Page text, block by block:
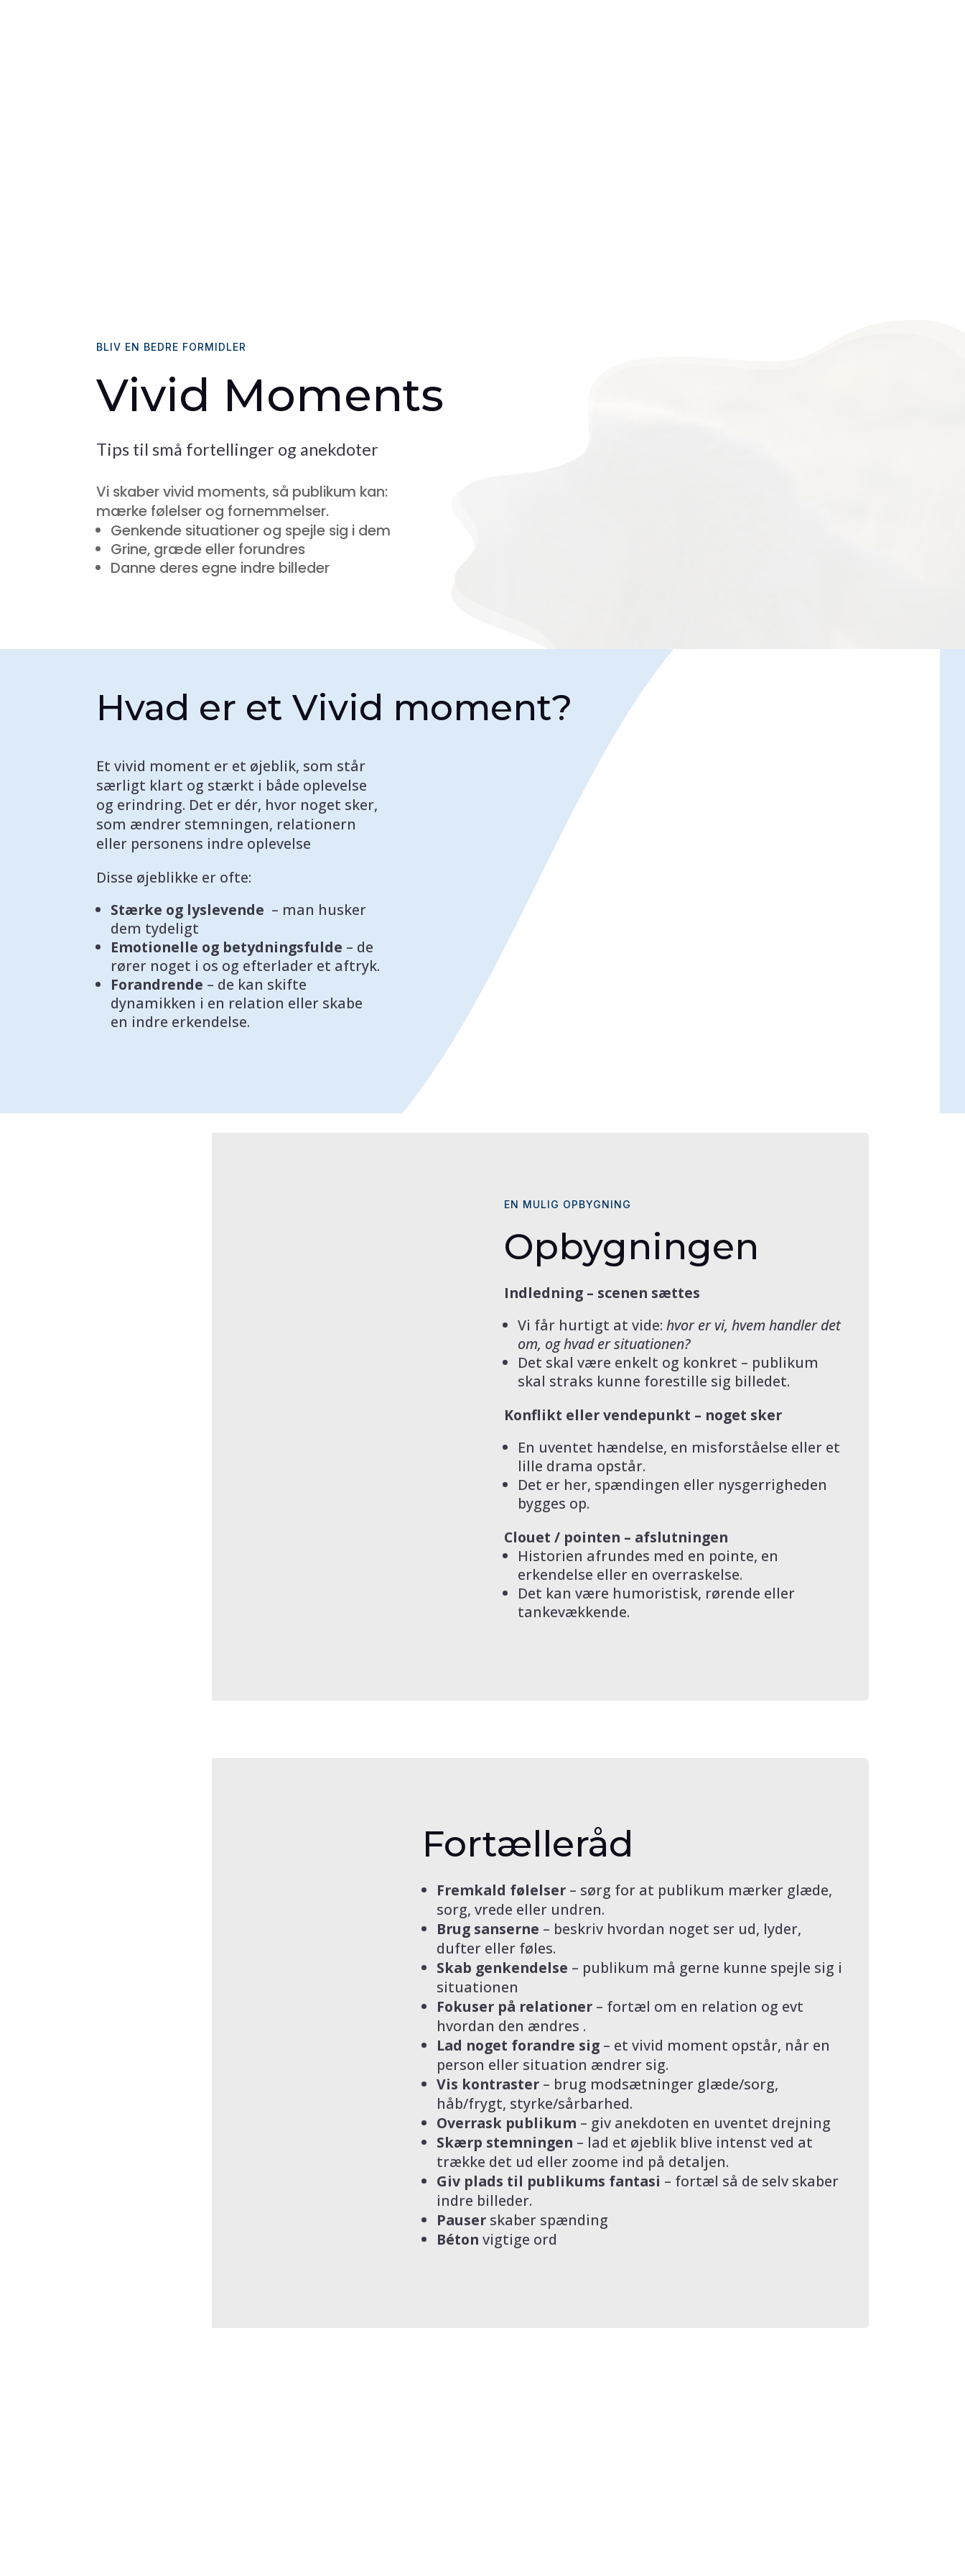
BLIV EN BEDRE FORMIDLER
Vivid Moments
Tips til små fortellinger og anekdoter
Vi skaber vivid moments, så publikum kan:
mærke følelser og fornemmelser.
Genkende situationer og spejle sig i dem
Grine, græde eller forundres
Danne deres egne indre billeder
Hvad er et Vivid moment?
Et vivid moment er et øjeblik, som står
særligt klart og stærkt i både oplevelse
og erindring. Det er dér, hvor noget sker,
som ændrer stemningen, relationern
eller personens indre oplevelse
Disse øjeblikke er ofte:
Stærke og lyslevende – man husker
dem tydeligt
Emotionelle og betydningsfulde – de
rører noget i os og efterlader et aftryk.
Forandrende – de kan skifte
dynamikken i en relation eller skabe
en indre erkendelse.
EN MULIG OPBYGNING
Opbygningen
Indledning – scenen sættes
Vi får hurtigt at vide:hvor er vi, hvem handler det
om, og hvad er situationen?
Det skal være enkelt og konkret – publikum
skal straks kunne forestille sig billedet.
Konflikt eller vendepunkt – noget sker
En uventet hændelse, en misforståelse eller et
lille drama opstår.
Det er her, spændingen eller nysgerrigheden
bygges op.
Clouet / pointen – afslutningen
Historien afrundes med en pointe, en
erkendelse eller en overraskelse.
Det kan være humoristisk, rørende eller
tankevækkende.
Fortælleråd
Fremkald følelser– sørg for at publikum mærker glæde,
sorg, vrede eller undren.
Brug sanserne – beskriv hvordan noget ser ud, lyder,
dufter eller føles.
Skab genkendelse – publikum må gerne kunne spejle sig i
situationen
Fokuser på relationer– fortæl om en relation og evt
hvordan den ændres .
Lad noget forandre sig– et vivid moment opstår, når en
person eller situation ændrer sig.
Vis kontraster– brug modsætninger glæde/sorg,
håb/frygt, styrke/sårbarhed.
Overrask publikum – giv anekdoten en uventet drejning
Skærp stemningen – lad et øjeblik blive intenst ved at
trække det ud eller zoome ind på detaljen.
Giv plads til publikums fantasi – fortæl så de selv skaber
indre billeder.
Pauserskaber spænding
Béton vigtige ord